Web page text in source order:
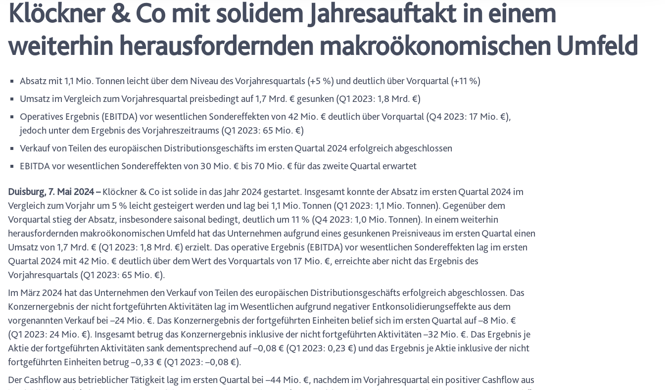
wählen, stehen Ihnen möglicherweise einige Funktionen der Website nicht mehr zur Verfügung. Sie
können Ihre Einwilligung jederzeit mit Wirkung für die Zukunft in unserer Datenschutzerklärung oder
durch Anklicken des Datenschutz-Symbols am Ende der Seite widerrufen.
Klöckner & Co mit solidem Jahresauftakt in einem
weiterhin herausfordernden makroökonomischen Umfeld
Absatz mit 1,1 Mio. Tonnen leicht über dem Niveau des Vorjahresquartals (+5 %) und deutlich über Vorquartal (+11 %)
Umsatz im Vergleich zum Vorjahresquartal preisbedingt auf 1,7 Mrd. € gesunken (Q1 2023: 1,8 Mrd. €)
Operatives Ergebnis (EBITDA) vor wesentlichen Sondereffekten von 42 Mio. € deutlich über Vorquartal (Q4 2023: 17 Mio. €),
jedoch unter dem Ergebnis des Vorjahreszeitraums (Q1 2023: 65 Mio. €)
Verkauf von Teilen des europäischen Distributionsgeschäfts im ersten Quartal 2024 erfolgreich abgeschlossen
EBITDA vor wesentlichen Sondereffekten von 30 Mio. € bis 70 Mio. € für das zweite Quartal erwartet
Duisburg, 7. Mai 2024–Klöckner & Co ist solide in das Jahr 2024 gestartet. Insgesamt konnte der Absatz im ersten Quartal 2024 im
Vergleich zum Vorjahr um 5 % leicht gesteigert werden und lag bei 1,1 Mio. Tonnen (Q1 2023: 1,1 Mio. Tonnen). Gegenüber dem
Vorquartal stieg der Absatz, insbesondere saisonal bedingt, deutlich um 11 % (Q4 2023: 1,0 Mio. Tonnen). In einem weiterhin
herausfordernden makroökonomischen Umfeld hat das Unternehmen aufgrund eines gesunkenen Preisniveaus im ersten Quartal einen
Umsatz von 1,7 Mrd. € (Q1 2023: 1,8 Mrd. €) erzielt. Das operative Ergebnis (EBITDA) vor wesentlichen Sondereffekten lag im ersten
Quartal 2024 mit 42 Mio. € deutlich über dem Wert des Vorquartals von 17 Mio. €, erreichte aber nicht das Ergebnis des
Vorjahresquartals (Q1 2023: 65 Mio. €).
Im März 2024 hat das Unternehmen den Verkauf von Teilen des europäischen Distributionsgeschäfts erfolgreich abgeschlossen. Das
Konzernergebnis der nicht fortgeführten Aktivitäten lag im Wesentlichen aufgrund negativer Entkonsolidierungseffekte aus dem
vorgenannten Verkauf bei –24 Mio. €. Das Konzernergebnis der fortgeführten Einheiten belief sich im ersten Quartal auf –8 Mio. €
(Q1 2023: 24 Mio. €). Insgesamt betrug das Konzernergebnis inklusive der nicht fortgeführten Aktivitäten –32 Mio. €. Das Ergebnis je
Aktie der fortgeführten Aktivitäten sank dementsprechend auf –0,08 € (Q1 2023: 0,23 €) und das Ergebnis je Aktie inklusive der nicht
fortgeführten Einheiten betrug –0,33 € (Q1 2023: –0,08 €).
Der Cashflow aus betrieblicher Tätigkeit lag im ersten Quartal bei –44 Mio. €, nachdem im Vorjahresquartal ein positiver Cashflow aus